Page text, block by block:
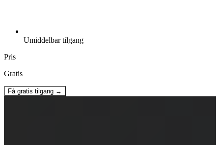
Umiddelbar tilgang
Pris
Gratis
Få gratis tilgang →